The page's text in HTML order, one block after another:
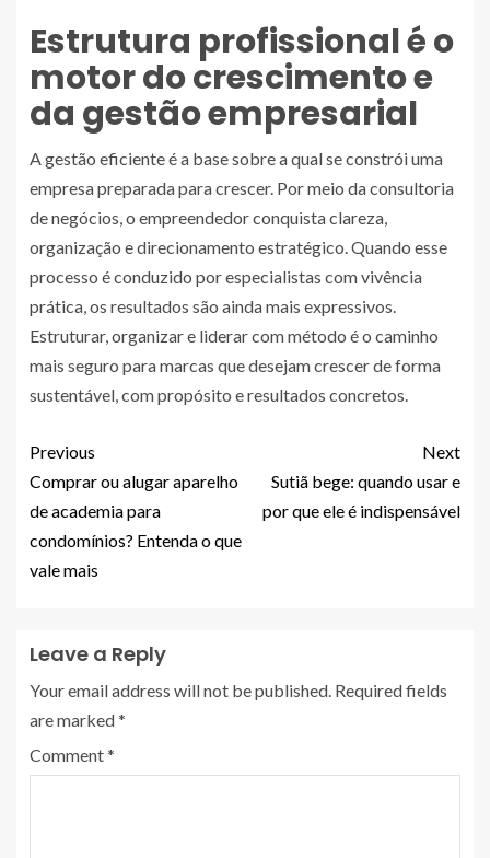
Estrutura profissional é o
motor do crescimento e
da gestão empresarial
A gestão eficiente é a base sobre a qual se constrói uma
empresa preparada para crescer. Por meio da consultoria
de negócios, o empreendedor conquista clareza,
organização e direcionamento estratégico. Quando esse
processo é conduzido por especialistas com vivência
prática, os resultados são ainda mais expressivos.
Estruturar, organizar e liderar com método é o caminho
mais seguro para marcas que desejam crescer de forma
sustentável, com propósito e resultados concretos.
Previous
Comprar ou alugar aparelho
de academia para
condomínios? Entenda o que
vale mais
Next
Sutiã bege: quando usar e
por que ele é indispensável
Leave a Reply
Your email address will not be published. Required fields
are marked*
Comment*